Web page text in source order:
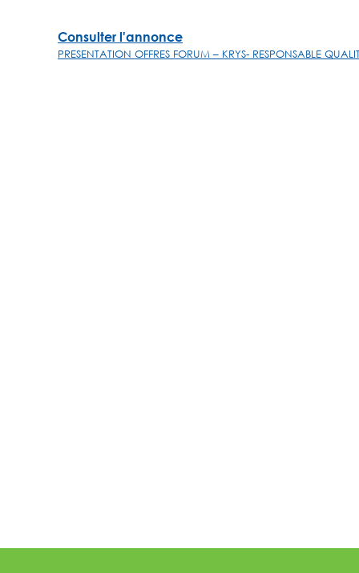
Consulter l'annonce
PRESENTATION OFFRES FORUM – KRYS- RESPONSABLE